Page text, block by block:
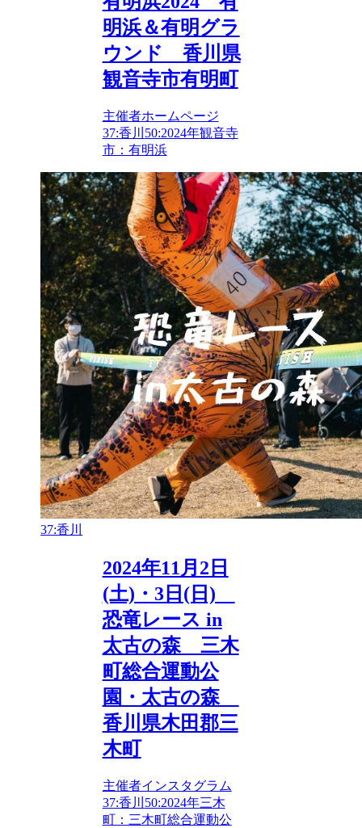
明浜＆有明グラ
ウンド 香川県
観音寺市有明町
主催者ホームページ
37:香川 50:2024年観音寺
市：有明浜
37:香川
2024年11月2日
(土)・3日(日)
恐竜レース in
太古の森 三木
町総合運動公
園・太古の森
香川県木田郡三
木町
主催者インスタグラム
37:香川 50:2024年三木
町：三木町総合運動公